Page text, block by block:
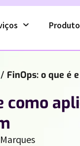
/ FinOps: o que é
como